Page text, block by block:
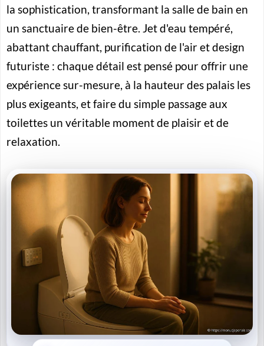
la sophistication, transformant la salle de bain en
un sanctuaire de bien-être. Jet d'eau tempéré,
abattant chauffant, purification de l'air et design
futuriste : chaque détail est pensé pour offrir une
expérience sur-mesure, à la hauteur des palais les
plus exigeants, et faire du simple passage aux
toilettes un véritable moment de plaisir et de
relaxation.